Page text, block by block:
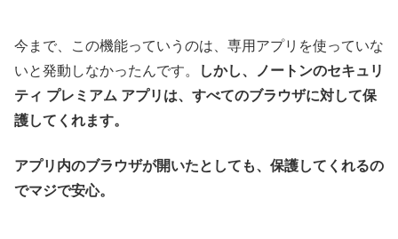
今まで、この機能っていうのは、専用アプリを使っていな
いと発動しなかったんです。
しかし、ノートンのセキュリ
ティ プレミアム アプリは、すべてのブラウザに対して保
護してくれます。
アプリ内のブラウザが開いたとしても、保護してくれるの
でマジで安心。